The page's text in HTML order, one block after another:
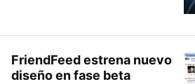
FriendFeed estrena nuevo
diseño en fase beta